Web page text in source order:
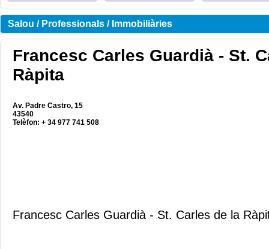
Salou / Professionals / Immobiliàries
Francesc Carles Guardià - St.
Ràpita
Av. Padre Castro, 15
43540
Telèfon: + 34 977 741 508
Francesc Carles Guardià - St. Carles de la